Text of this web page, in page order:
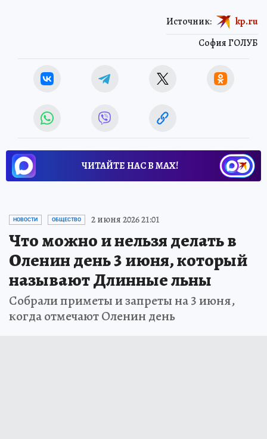
София ГОЛУБ
Источник: kp.ru
ЧИТАЙТЕ НАС В МАХ!
НОВОСТИ ОБЩЕСТВО 2 июня 2026 21:01
Что можно и нельзя делать в
Оленин день 3 июня, который
называют Длинные льны
Собрали приметы и запреты на 3 июня,
когда отмечают Оленин день